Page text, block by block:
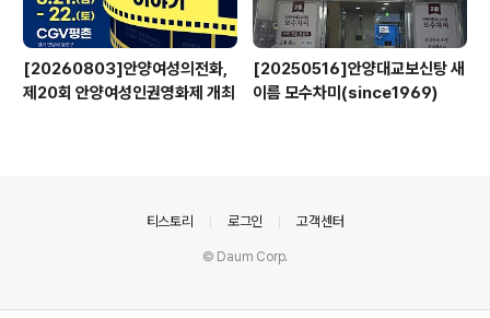
[20260803]안양여성의전화,
제20회 안양여성인권영화제 개최
[20250516]안양대교보신탕 새
이름 모수차미(since1969)
티스토리 로그인 고객센터
© Daum Corp.